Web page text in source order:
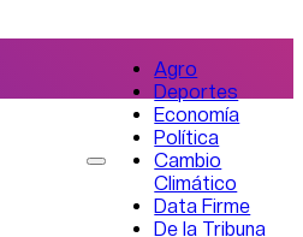
Agro
Deportes
Economía
Política
Cambio
Climático
Data Firme
De la Tribuna